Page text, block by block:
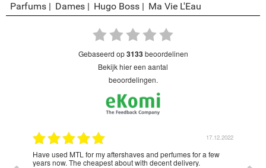
Parfums Dames Hugo Boss Ma Vie L'Eau
gebaseerd op3133beoordelinen
bekijk hier een aantal
beoordelingen.
17.12.2022
Have used MTL for my aftershaves and perfumes for a few
years now. The cheapest about with decent delivery.